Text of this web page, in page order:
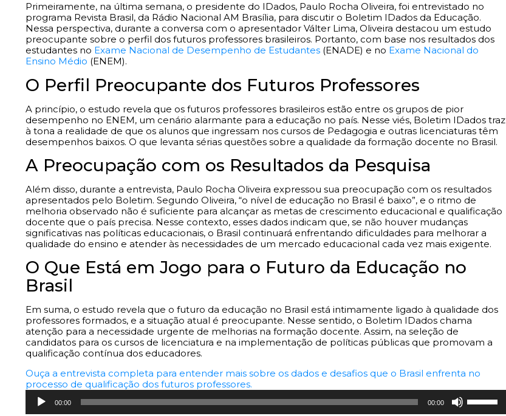
Primeiramente, na última semana, o presidente do IDados, Paulo Rocha Oliveira, foi entrevistado no
programa Revista Brasil, da Rádio Nacional AM Brasília, para discutir o Boletim IDados da Educação.
Nessa perspectiva, durante a conversa com o apresentador Válter Lima, Oliveira destacou um estudo
preocupante sobre o perfil dos futuros professores brasileiros. Portanto, com base nos resultados dos
estudantes no Exame Nacional de Desempenho de Estudantes (ENADE) e no Exame Nacional do
Ensino Médio (ENEM).
O Perfil Preocupante dos Futuros Professores
A princípio, o estudo revela que os futuros professores brasileiros estão entre os grupos de pior
desempenho no ENEM, um cenário alarmante para a educação no país. Nesse viés, Boletim IDados traz
à tona a realidade de que os alunos que ingressam nos cursos de Pedagogia e outras licenciaturas têm
desempenhos baixos. O que levanta sérias questões sobre a qualidade da formação docente no Brasil.
A Preocupação com os Resultados da Pesquisa
Além disso, durante a entrevista, Paulo Rocha Oliveira expressou sua preocupação com os resultados
apresentados pelo Boletim. Segundo Oliveira, “o nível de educação no Brasil é baixo”, e o ritmo de
melhoria observado não é suficiente para alcançar as metas de crescimento educacional e qualificação
docente que o país precisa. Nesse contexto, esses dados indicam que, se não houver mudanças
significativas nas políticas educacionais, o Brasil continuará enfrentando dificuldades para melhorar a
qualidade do ensino e atender às necessidades de um mercado educacional cada vez mais exigente.
O Que Está em Jogo para o Futuro da Educação no
Brasil
Em suma, o estudo revela que o futuro da educação no Brasil está intimamente ligado à qualidade dos
professores formados, e a situação atual é preocupante. Nesse sentido, o Boletim IDados chama
atenção para a necessidade urgente de melhorias na formação docente. Assim, na seleção de
candidatos para os cursos de licenciatura e na implementação de políticas públicas que promovam a
qualificação contínua dos educadores.
Ouça a entrevista completa para entender mais sobre os dados e desafios que o Brasil enfrenta no
processo de qualificação dos futuros professores.
Tocador
00:00 00:00
as